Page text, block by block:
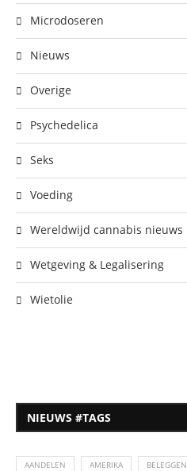
Microdoseren
Nieuws
Overige
Psychedelica
Seks
Voeding
Wereldwijd cannabis nieuws
Wetgeving & Legalisering
Wietolie
NIEUWS #TAGS
AANDELEN AMERIKA BELEGGEN